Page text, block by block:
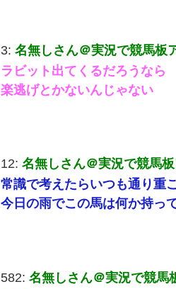
3: 名無しさん＠実況で競馬板
ラビット出てくるだろうなら
楽逃げとかないんじゃない
12: 名無しさん＠実況で競馬板
常識で考えたらいつも通り重
今日の雨でこの馬は何か持っ
582: 名無しさん＠実況で競馬